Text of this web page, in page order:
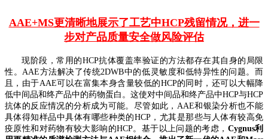
AAE+MS更清晰地展示了工艺中HCP残留情况，进一
步对产品质量安全做风险评估
现阶段，常用的HCP抗体覆盖率验证的方法都存在其自身的局限
性 。AAE方法解决了传统2DWB中的低灵敏度和低特异性的问 题。而
且，由于AAE可以在富集本身含量较低的HCP的同时，还可以大幅降
低中间品和终产品中的药物蛋白。这使对中间品和终产品中HCP与HCP
抗体的反应情况的分析成为可能。 尽管如此，AAE和银染分析也不能
具体得知样品中具体有哪些种类的HCP，尤其是那些与人体有较高免
疫原性和对药物有较大影响的HCP。基于以上问题的考虑， Cygnus利